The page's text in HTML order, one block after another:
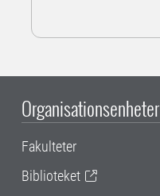
Organisationsenheter
Fakulteter
Biblioteket